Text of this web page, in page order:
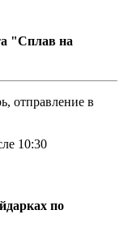
"Сплав на
отправление в
10:30
по